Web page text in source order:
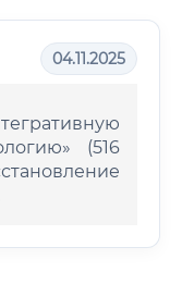
04.11.2025
(516